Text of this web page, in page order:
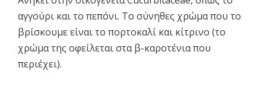
αγγούρι και το πεπόνι. Το σύνηθες χρώμα που το
βρίσκουμε είναι το πορτοκαλί και κίτρινο (το
χρώμα της οφείλεται στα β-καροτένια που
περιέχει).